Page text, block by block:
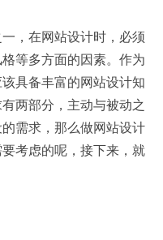
，在网站设计时，必须
等多方面的因素。作为
具备丰富的网站设计知
两部分，主动与被动之
需求，那么做网站设计
考虑的呢，接下来，就